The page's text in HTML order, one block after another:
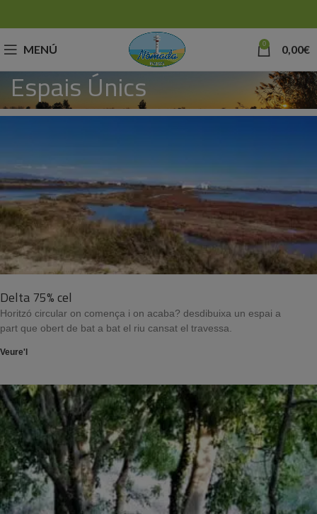
MENÚ 0 0,00€
Espais Únics
Delta 75% cel
Horitzó circular on comença i on acaba? desdibuixa un espai a
part que obert de bat a bat el riu cansat el travessa.
Veure'l